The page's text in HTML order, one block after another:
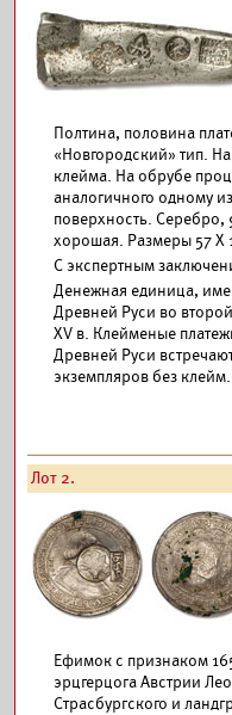
Полтина, половина
«Новгородский» тип.
клейма. На обрубе
аналогичного одному
поверхность. Серебро,
хорошая. Размеры 57 Х
С экспертным
Денежная единица,
Древней Руси во
XV в. Клейменые
Древней Руси
экземпляров без клейм.
Лот 2.
Ефимок с признаком
эрцгерцога Австрии
Страсбургского и